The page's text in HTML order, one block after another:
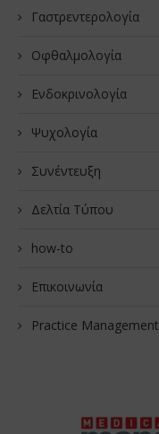
Γαστρεντερολογία
Οφθαλμολογία
Ενδοκρινολογία
Ψυχολογία
Συνέντευξη
Δελτία Τύπου
how-to
Επικοινωνία
Practice Management